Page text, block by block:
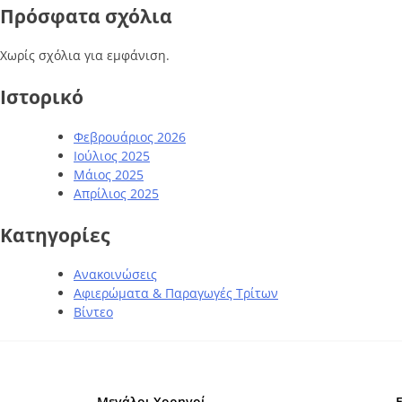
Πρόσφατα σχόλια
Χωρίς σχόλια για εμφάνιση.
Ιστορικό
Φεβρουάριος 2026
Ιούλιος 2025
Μάιος 2025
Απρίλιος 2025
Kατηγορίες
Ανακοινώσεις
Αφιερώματα & Παραγωγές Τρίτων
Βίντεο